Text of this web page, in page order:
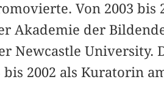
Von 2003 bis
Akademie der
Newcastle University.
2002 als Kuratorin